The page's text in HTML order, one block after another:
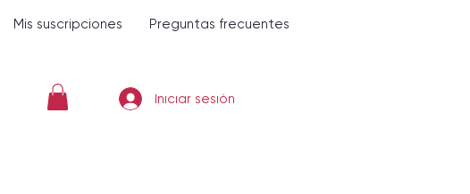
Mis suscripciones Preguntas frecuentes
Iniciar sesión